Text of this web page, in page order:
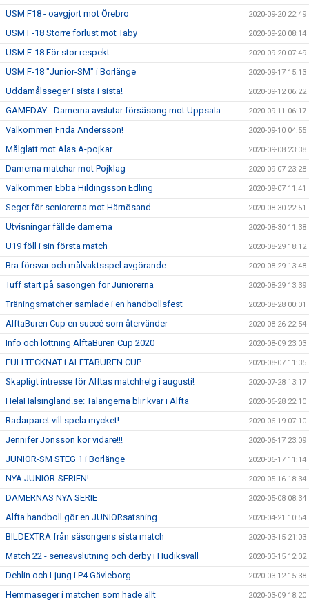
USM F18 - oavgjort mot Örebro 2020-09-20 22:49
USM F-18 Större förlust mot Täby 2020-09-20 08:14
USM F-18 För stor respekt 2020-09-20 07:49
USM F-18 "Junior-SM" i Borlänge 2020-09-17 15:13
Uddamålsseger i sista i sista! 2020-09-12 06:22
GAMEDAY - Damerna avslutar försäsong mot Uppsala 2020-09-11 06:17
Välkommen Frida Andersson! 2020-09-10 04:55
Målglatt mot Alas A-pojkar 2020-09-08 23:38
Damerna matchar mot Pojklag 2020-09-07 23:28
Välkommen Ebba Hildingsson Edling 2020-09-07 11:41
Seger för seniorerna mot Härnösand 2020-08-30 22:51
Utvisningar fällde damerna 2020-08-30 11:38
U19 föll i sin första match 2020-08-29 18:12
Bra försvar och målvaktsspel avgörande 2020-08-29 13:48
Tuff start på säsongen för Juniorerna 2020-08-29 13:39
Träningsmatcher samlade i en handbollsfest 2020-08-28 00:01
AlftaBuren Cup en succé som återvänder 2020-08-26 22:54
Info och lottning AlftaBuren Cup 2020 2020-08-09 23:03
FULLTECKNAT i ALFTABUREN CUP 2020-08-07 11:35
Skapligt intresse för Alftas matchhelg i augusti! 2020-07-28 13:17
HelaHälsingland.se: Talangerna blir kvar i Alfta 2020-06-28 22:10
Radarparet vill spela mycket! 2020-06-19 07:10
Jennifer Jonsson kör vidare!!! 2020-06-17 23:09
JUNIOR-SM STEG 1 i Borlänge 2020-06-17 11:14
NYA JUNIOR-SERIEN! 2020-05-16 18:34
DAMERNAS NYA SERIE 2020-05-08 08:34
Alfta handboll gör en JUNIORsatsning 2020-04-21 10:54
BILDEXTRA från säsongens sista match 2020-03-15 21:03
Match 22 - serieavslutning och derby i Hudiksvall 2020-03-15 12:02
Dehlin och Ljung i P4 Gävleborg 2020-03-12 15:38
Hemmaseger i matchen som hade allt 2020-03-09 18:20